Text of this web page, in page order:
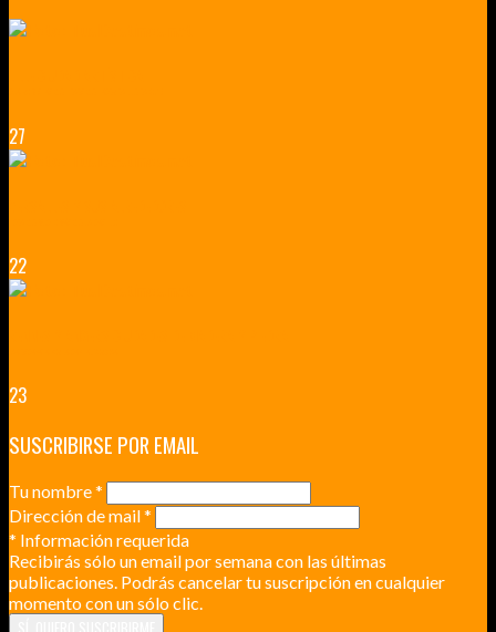
27
22
23
SUSCRIBIRSE POR EMAIL
Tu nombre*
Dirección de mail*
* Información requerida
Recibirás sólo un email por semana con las últimas
publicaciones. Podrás cancelar tu suscripción en cualquier
momento con un sólo clic.